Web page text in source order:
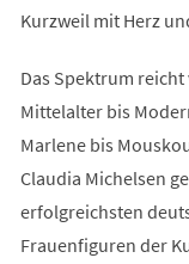
Kurzweil mit Herz
Das Spektrum
Mittelalter bis
Marlene bis
Claudia Michelsen
erfolgreichsten
Frauenfiguren der